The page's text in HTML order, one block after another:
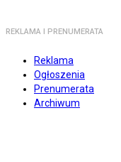
REKLAMA I PRENUMERATA
Reklama
Ogłoszenia
Prenumerata
Archiwum